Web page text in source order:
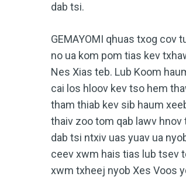
dab tsi.
GEMAYOMI qhuas txog cov
no ua kom pom tias kev
Nes Xias teb. Lub Koom
cai los hloov kev tso hem
tham thiab kev sib haum
thaiv zoo tom qab lawv
dab tsi ntxiv uas yuav ua
ceev xwm hais tias lub tsev
xwm txheej nyob Xes Voos